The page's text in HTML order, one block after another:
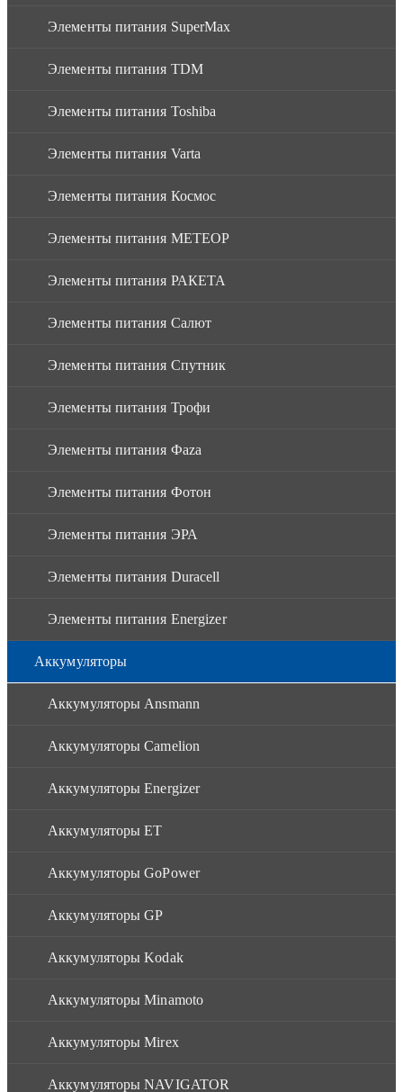
Элементы питания SuperMax
Элементы питания TDM
Элементы питания Toshiba
Элементы питания Varta
Элементы питания Космос
Элементы питания МЕТЕОР
Элементы питания РАКЕТА
Элементы питания Салют
Элементы питания Спутник
Элементы питания Трофи
Элементы питания Фaza
Элементы питания Фотон
Элементы питания ЭРА
Элементы питания Duracell
Элементы питания Energizer
Аккумуляторы
Аккумуляторы Ansmann
Аккумуляторы Camelion
Аккумуляторы Energizer
Аккумуляторы ET
Аккумуляторы GoPower
Аккумуляторы GP
Аккумуляторы Kodak
Аккумуляторы Minamoto
Аккумуляторы Mirex
Аккумуляторы NAVIGATOR